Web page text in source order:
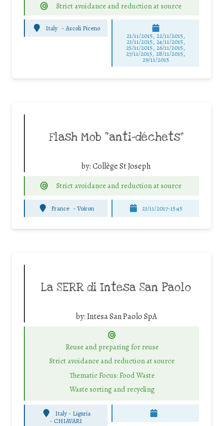
Strict avoidance and reduction at source
Italy - Ascoli Piceno
21/11/2015, 22/11/2015,
23/11/2015, 24/11/2015,
25/11/2015, 26/11/2015,
27/11/2015, 28/11/2015,
29/11/2015
Flash Mob “anti-déchets”
by:Collège St Joseph
Strict avoidance and reduction at source
France -Voiron 23/11/2017-15:45
La SERR di Intesa San Paolo
by:Intesa San Paolo SpA
Reuse and preparing for reuse
Strict avoidance and reduction at source
Thematic Focus: Food Waste
Waste sorting and recycling
Italy - Liguria
- CHIAVARI